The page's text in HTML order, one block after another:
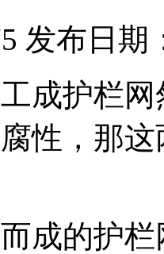
发布日期
成护栏
性，那
成的护